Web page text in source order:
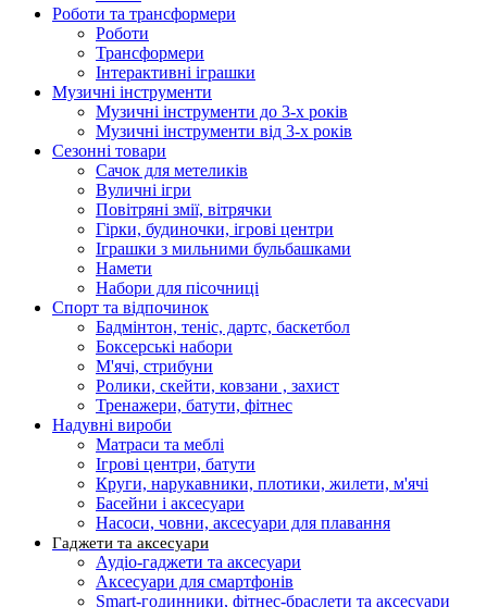
Роботи та трансформери
Роботи
Трансформери
Інтерактивні іграшки
Музичні інструменти
Музичні інструменти до 3-х років
Музичні інструменти від 3-х років
Сезонні товари
Сачок для метеликів
Вуличні ігри
Повітряні змії, вітрячки
Гірки, будиночки, ігрові центри
Іграшки з мильними бульбашками
Намети
Набори для пісочниці
Спорт та відпочинок
Бадмінтон, теніс, дартс, баскетбол
Боксерські набори
М'ячі, стрибуни
Ролики, скейти, ковзани , захист
Тренажери, батути, фітнес
Надувні вироби
Матраси та меблі
Ігрові центри, батути
Круги, нарукавники, плотики, жилети, м'ячі
Басейни і аксесуари
Насоси, човни, аксесуари для плавання
Гаджети та аксесуари
Аудіо-гаджети та аксесуари
Аксесуари для смартфонів
Smart-годинники, фітнес-браслети та аксесуари